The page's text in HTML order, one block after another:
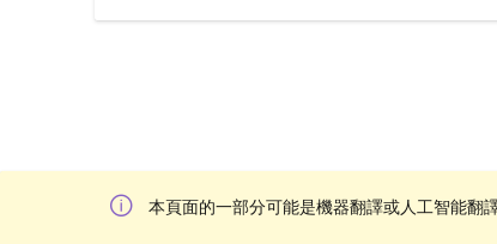
本頁面的一部分可能是機器翻譯或人工智能翻